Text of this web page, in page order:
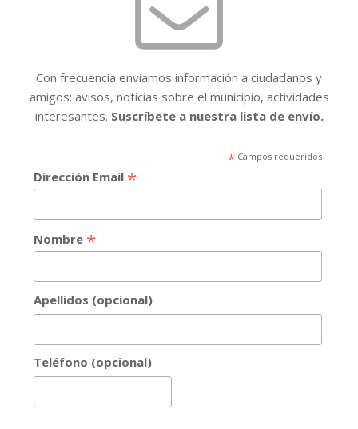
Con frecuencia enviamos información a ciudadanos y
amigos: avisos, noticias sobre el municipio, actividades
interesantes. Suscríbete a nuestra lista de envío.
*Campos requeridos
Dirección Email *
Nombre *
Apellidos (opcional)
Teléfono (opcional)